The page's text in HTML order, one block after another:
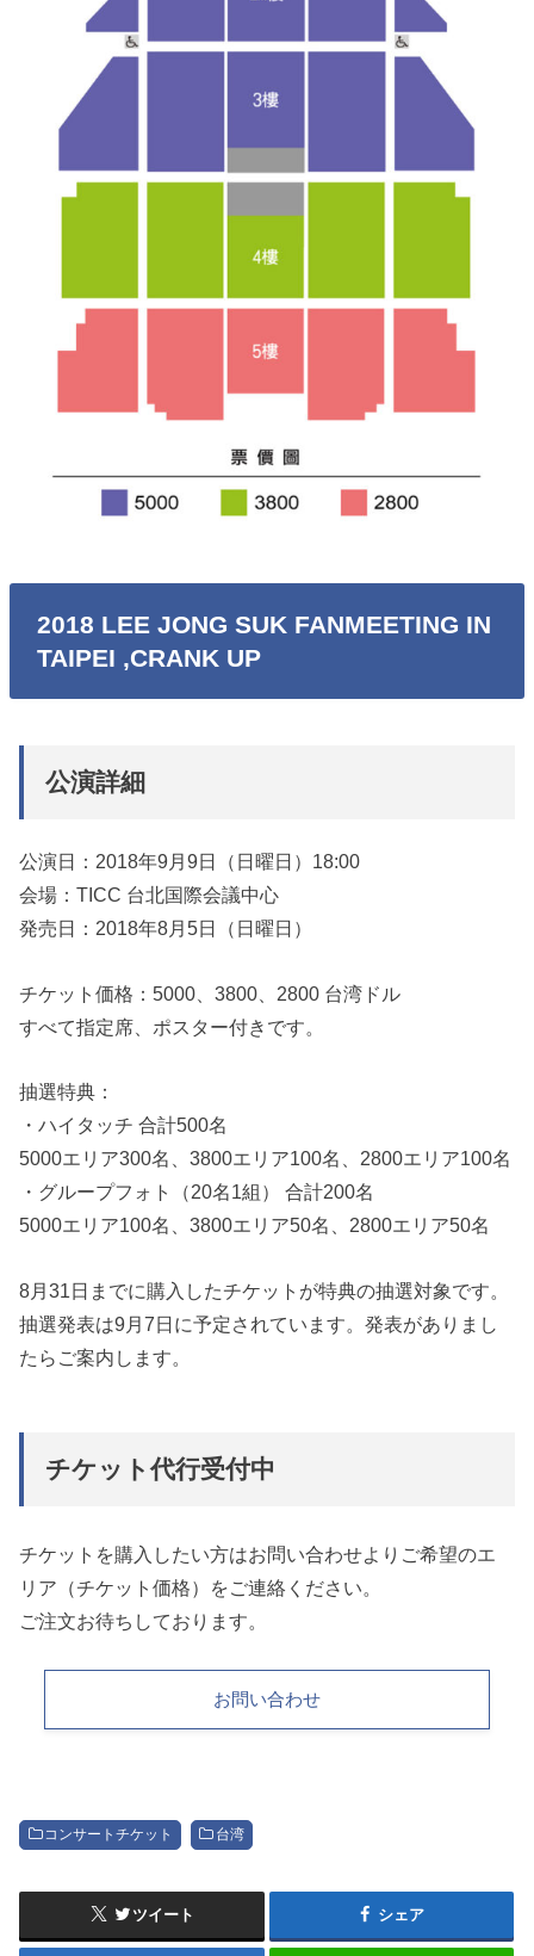
2018 LEE JONG SUK FANMEETING IN
TAIPEI ,CRANK UP
公演詳細
公演日：2018年9月9日（日曜日）18:00
会場：TICC 台北国際会議中心
発売日：2018年8月5日（日曜日）
チケット価格：5000、3800、2800 台湾ドル
すべて指定席、ポスター付きです。
抽選特典：
・ハイタッチ 合計500名
5000エリア300名、3800エリア100名、2800エリア100名
・グループフォト（20名1組） 合計200名
5000エリア100名、3800エリア50名、2800エリア50名
8月31日までに購入したチケットが特典の抽選対象です。
抽選発表は9月7日に予定されています。発表がありまし
たらご案内します。
チケット代行受付中
チケットを購入したい方はお問い合わせよりご希望のエ
リア（チケット価格）をご連絡ください。
ご注文お待ちしております。
お問い合わせ
コンサートチケット 台湾
ツイート シェア